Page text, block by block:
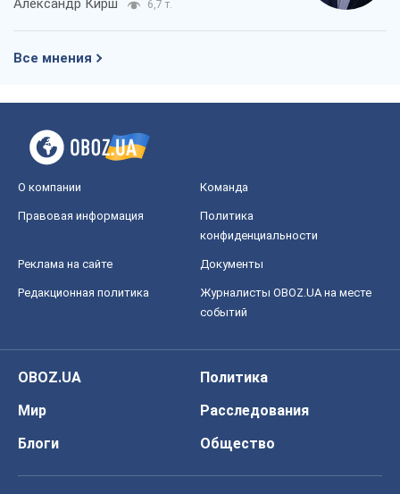
6,7 т.
Все мнения
О компании Команда
Правовая информация
Политика
конфиденциальности
Реклама на сайте Документы
Редакционная политика
Журналисты OBOZ.UA на месте
событий
OBOZ.UA
Политика
Мир
Расследования
Блоги
Общество